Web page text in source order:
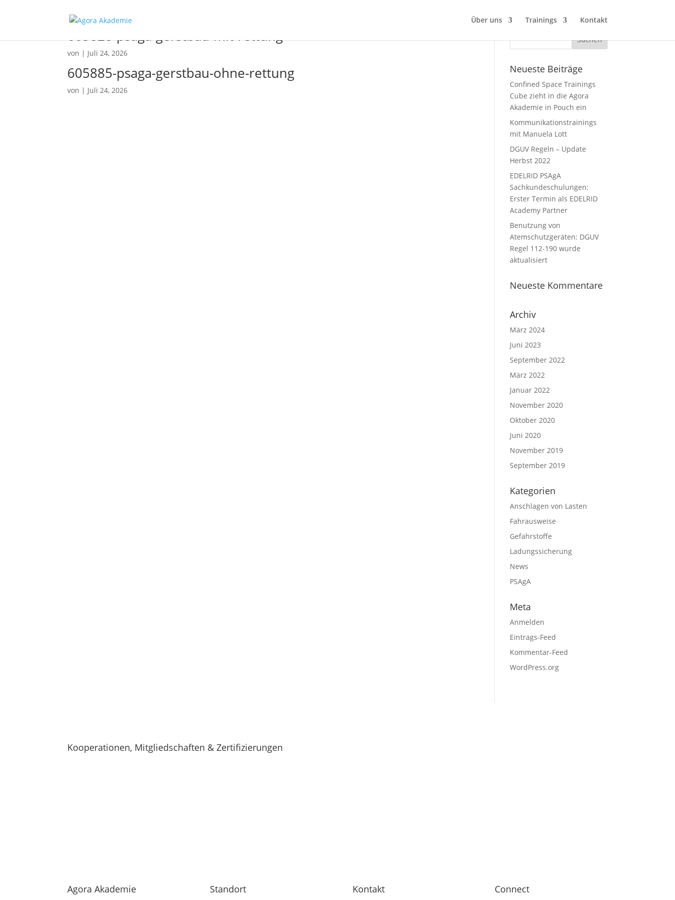
Über uns Trainings Kontakt
605828-psaga-gerstbau-mit-rettung
von | Juli 24, 2026
605885-psaga-gerstbau-ohne-rettung
von | Juli 24, 2026
Neueste Beiträge
Confined Space Trainings
Cube zieht in die Agora
Akademie in Pouch ein
Kommunikationstrainings
mit Manuela Lott
DGUV Regeln – Update
Herbst 2022
EDELRID PSAgA
Sachkundeschulungen:
Erster Termin als EDELRID
Academy Partner
Benutzung von
Atemschutzgeräten: DGUV
Regel 112-190 wurde
aktualisiert
Neueste Kommentare
Archiv
März 2024
Juni 2023
September 2022
März 2022
Januar 2022
November 2020
Oktober 2020
Juni 2020
November 2019
September 2019
Kategorien
Anschlagen von Lasten
Fahrausweise
Gefahrstoffe
Ladungssicherung
News
PSAgA
Meta
Anmelden
Eintrags-Feed
Kommentar-Feed
WordPress.org
Kooperationen, Mitgliedschaften & Zertifizierungen
Agora Akademie Standort Kontakt Connect